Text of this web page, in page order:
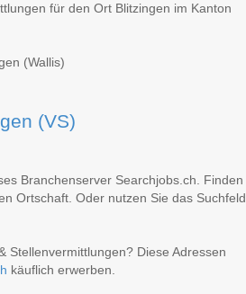
für den Ort Blitzingen im Kanton
(Wallis)
(VS)
Branchenserver Searchjobs.ch. Finden
Ortschaft. Oder nutzen Sie das Suchfeld
Stellenvermittlungen? Diese Adressen
käuflich erwerben.